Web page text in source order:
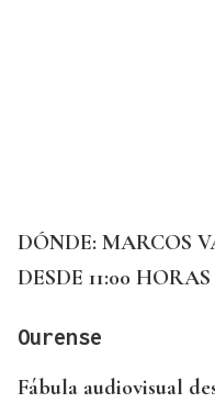
DÓNDE: MARCOS
DESDE 11:00 HORAS
Ourense
Fábula audiovisual